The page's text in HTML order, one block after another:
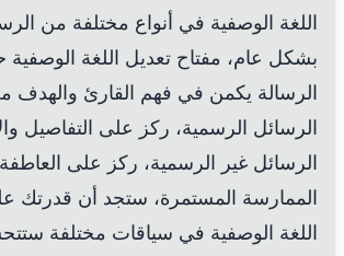
اللغة الوصفية في أنواع مختلفة من
بشكل عام، مفتاح تعديل اللغة
الرسالة يكمن في فهم القارئ والهدف
الرسائل الرسمية، ركز على التفاصيل
الرسائل غير الرسمية، ركز على
الممارسة المستمرة، ستجد أن قدرتك
اللغة الوصفية في سياقات مختلفة